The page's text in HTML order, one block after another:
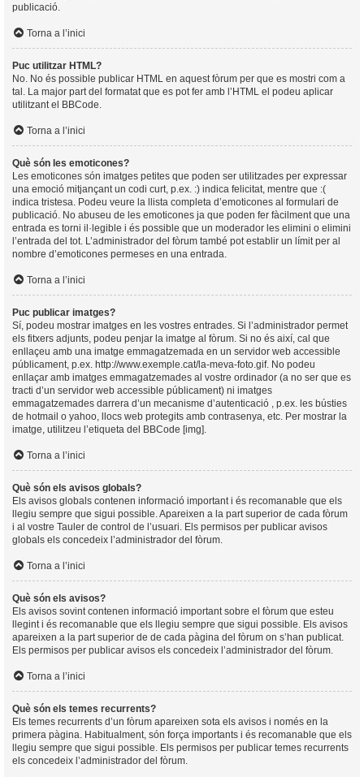
publicació.
Torna a l’inici
Puc utilitzar HTML?
No. No és possible publicar HTML en aquest fòrum per que es mostri com a
tal. La major part del formatat que es pot fer amb l’HTML el podeu aplicar
utilitzant el BBCode.
Torna a l’inici
Què són les emoticones?
Les emoticones són imatges petites que poden ser utilitzades per expressar
una emoció mitjançant un codi curt, p.ex. :) indica felicitat, mentre que :(
indica tristesa. Podeu veure la llista completa d’emoticones al formulari de
publicació. No abuseu de les emoticones ja que poden fer fàcilment que una
entrada es torni il·legible i és possible que un moderador les elimini o elimini
l’entrada del tot. L’administrador del fòrum també pot establir un límit per al
nombre d’emoticones permeses en una entrada.
Torna a l’inici
Puc publicar imatges?
Sí, podeu mostrar imatges en les vostres entrades. Si l’administrador permet
els fitxers adjunts, podeu penjar la imatge al fòrum. Si no és així, cal que
enllaçeu amb una imatge emmagatzemada en un servidor web accessible
públicament, p.ex. http://www.exemple.cat/la-meva-foto.gif. No podeu
enllaçar amb imatges emmagatzemades al vostre ordinador (a no ser que es
tracti d’un servidor web accessible públicament) ni imatges
emmagatzemades darrera d’un mecanisme d’autenticació , p.ex. les bústies
de hotmail o yahoo, llocs web protegits amb contrasenya, etc. Per mostrar la
imatge, utilitzeu l’etiqueta del BBCode [img].
Torna a l’inici
Què són els avisos globals?
Els avisos globals contenen informació important i és recomanable que els
llegiu sempre que sigui possible. Apareixen a la part superior de cada fòrum
i al vostre Tauler de control de l’usuari. Els permisos per publicar avisos
globals els concedeix l’administrador del fòrum.
Torna a l’inici
Què són els avisos?
Els avisos sovint contenen informació important sobre el fòrum que esteu
llegint i és recomanable que els llegiu sempre que sigui possible. Els avisos
apareixen a la part superior de de cada pàgina del fòrum on s’han publicat.
Els permisos per publicar avisos els concedeix l’administrador del fòrum.
Torna a l’inici
Què són els temes recurrents?
Els temes recurrents d’un fòrum apareixen sota els avisos i només en la
primera pàgina. Habitualment, són força importants i és recomanable que els
llegiu sempre que sigui possible. Els permisos per publicar temes recurrents
els concedeix l’administrador del fòrum.